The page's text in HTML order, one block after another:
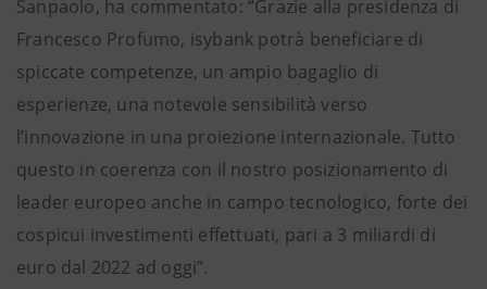
Sanpaolo, ha commentato: “Grazie alla presidenza di
Francesco Profumo, isybank potrà beneficiare di
spiccate competenze, un ampio bagaglio di
esperienze, una notevole sensibilità verso
l’innovazione in una proiezione internazionale. Tutto
questo in coerenza con il nostro posizionamento di
leader europeo anche in campo tecnologico, forte dei
cospicui investimenti effettuati, pari a 3 miliardi di
euro dal 2022 ad oggi”.